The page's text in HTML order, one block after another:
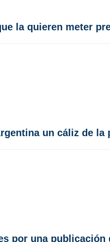
la quieren meter
un cáliz de la
por una